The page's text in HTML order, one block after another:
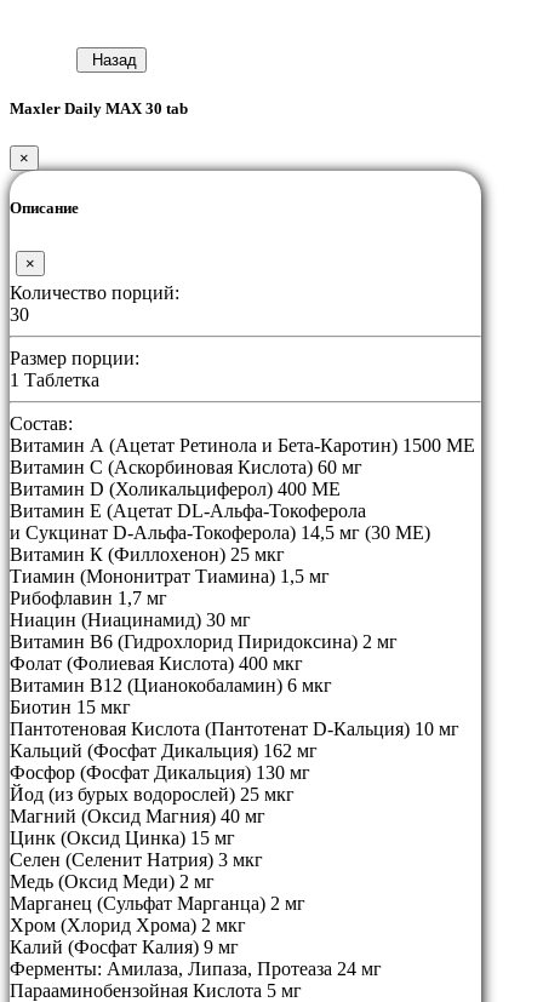
Назад
Maxler Daily MAX 30 tab
×
Описание
×
Количество порций:
30
Размер порции:
1 Таблетка
Состав:
Витамин А (Ацетат Ретинола и Бета-Каротин) 1500 МЕ
Витамин С (Аскорбиновая Кислота) 60 мг
Витамин D (Холикальциферол) 400 МЕ
Витамин E (Ацетат DL-Альфа-Токоферола
и Сукцинат D-Альфа-Токоферола) 14,5 мг (30 МЕ)
Витамин К (Филлохенон) 25 мкг
Тиамин (Мононитрат Тиамина) 1,5 мг
Рибофлавин 1,7 мг
Ниацин (Ниацинамид) 30 мг
Витамин В6 (Гидрохлорид Пиридоксина) 2 мг
Фолат (Фолиевая Кислота) 400 мкг
Витамин В12 (Цианокобаламин) 6 мкг
Биотин 15 мкг
Пантотеновая Кислота (Пантотенат D-Кальция) 10 мг
Кальций (Фосфат Дикальция) 162 мг
Фосфор (Фосфат Дикальция) 130 мг
Йод (из бурых водорослей) 25 мкг
Магний (Оксид Магния) 40 мг
Цинк (Оксид Цинка) 15 мг
Селен (Селенит Натрия) 3 мкг
Медь (Оксид Меди) 2 мг
Марганец (Сульфат Марганца) 2 мг
Хром (Хлорид Хрома) 2 мкг
Калий (Фосфат Калия) 9 мг
Ферменты: Амилаза, Липаза, Протеаза 24 мг
Парааминобензойная Кислота 5 мг